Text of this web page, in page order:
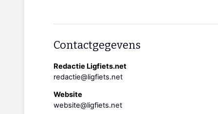
Contactgegevens
Redactie Ligfiets.net
redactie@ligfiets.net
Website
website@ligfiets.net